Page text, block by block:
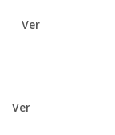
Ver
Ver